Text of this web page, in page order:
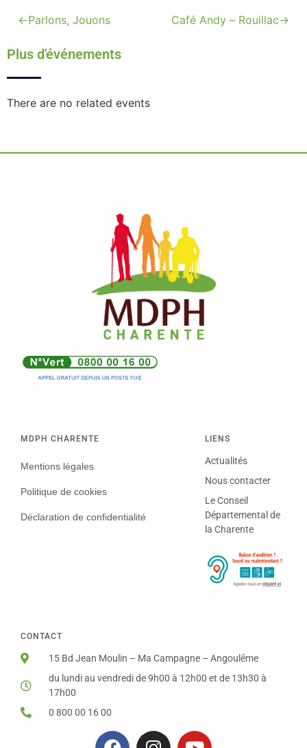
←Parlons, Jouons Café Andy – Rouillac→
Plus d'événements
There are no related events
MDPH CHARENTE
Mentions légales
Politique de cookies
Déclaration de confidentialité
LIENS
Actualités
Nous contacter
Le Conseil
Départemental de
la Charente
CONTACT
15 Bd Jean Moulin – Ma Campagne – Angoulême
du lundi au vendredi de 9h00 à 12h00 et de 13h30 à
17h00
0 800 00 16 00